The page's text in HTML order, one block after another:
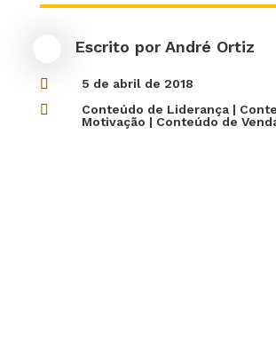
Escrito por André Ortiz
 5 de abril de 2018
 Conteúdo de Liderança|
Motivação | Conteúdo de